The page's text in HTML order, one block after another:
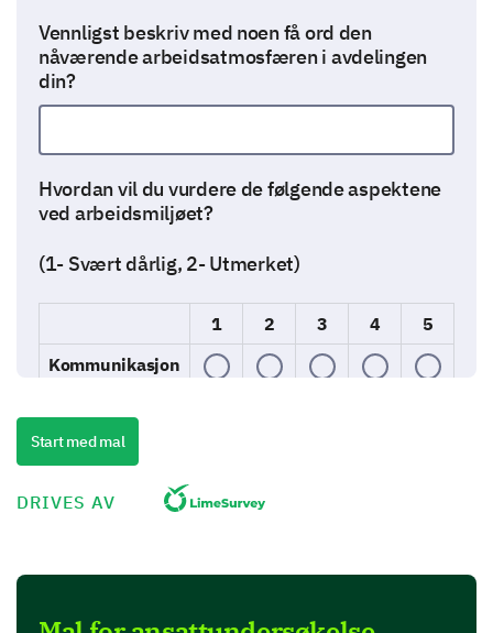
Vennligst beskriv med noen få ord den
nåværende arbeidsatmosfæren i avdelingen
din?
Hvordan vil du vurdere de følgende aspektene
ved arbeidsmiljøet?
(1- Svært dårlig, 2- Utmerket)
1 2 3 4
5
Kommunikasjon
Fleksibilitet
Ressurser
Jobbtilfredshet og motivasjon
La oss dykke inn i hva som gjør deg tilfreds og
Start med mal
DRIVES AV